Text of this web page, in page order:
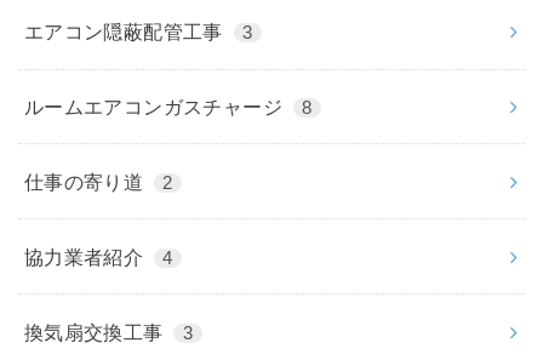
エアコン隠蔽配管工事 3
ルームエアコンガスチャージ 8
仕事の寄り道 2
協力業者紹介 4
換気扇交換工事 3